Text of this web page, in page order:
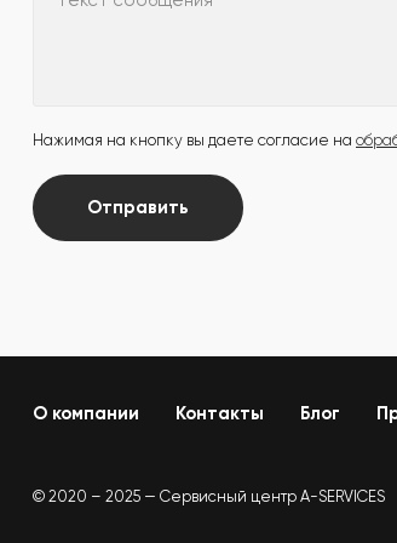
Нажимая на кнопку вы даете согласие на
Отправить
О компании Контакты Блог
© 2020 – 2025 — Сервисный центр A-SERVICES